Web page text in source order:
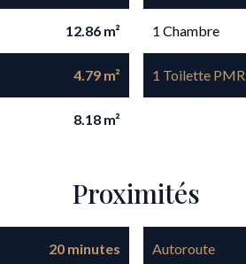
12.86 m² 1 Chambre
4.79 m² 1 Toilette PMR
8.18 m²
Proximités
20 minutes Autoroute